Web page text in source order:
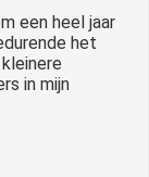
een heel jaar
het
in mijn